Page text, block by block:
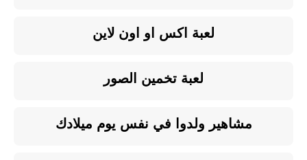
لعبة اكس او اون لاين
لعبة تخمين الصور
مشاهير ولدوا في نفس يوم ميلادك